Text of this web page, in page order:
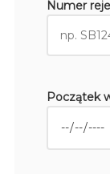
Numer
Początek